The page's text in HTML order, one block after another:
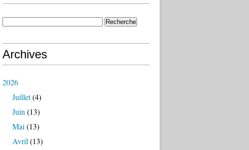
Archives
2026
Juillet(4)
Juin (13)
Mai (13)
Avril (13)